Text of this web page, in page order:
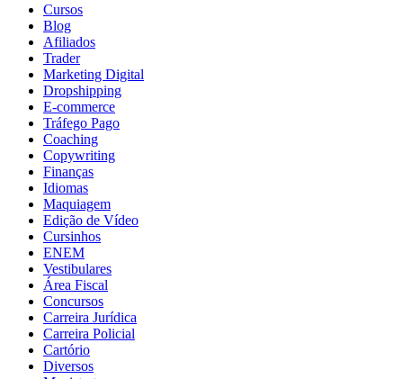
Cursos
Blog
Afiliados
Trader
Marketing Digital
Dropshipping
E-commerce
Tráfego Pago
Coaching
Copywriting
Finanças
Idiomas
Maquiagem
Edição de Vídeo
Cursinhos
ENEM
Vestibulares
Área Fiscal
Concursos
Carreira Jurídica
Carreira Policial
Cartório
Diversos